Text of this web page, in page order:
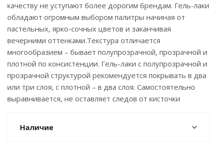
качеству не уступают более дорогим брендам. Гель-лаки
обладают огромным выбором палитры начиная от
пастельных, ярко-сочных цветов и заканчивая
вечерними оттенками.Текстура отличается
многообразием – бывает полупрозрачной, прозрачной и
плотной по консистенции. Гель-лаки с полупрозрачной и
прозрачной структурой рекомендуется покрывать в два
или три слоя, с плотной – в два слоя. Самостоятельно
выравнивается, не оставляет следов от кисточки
Наличие